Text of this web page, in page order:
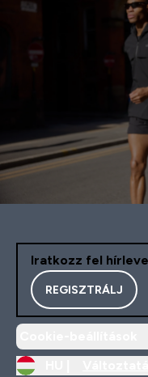
Iratkozz fel
REGISZTRÁLJ